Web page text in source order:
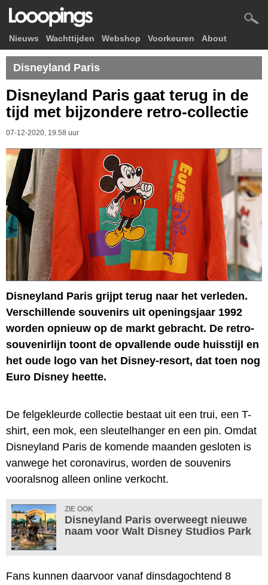
Nieuws Wachttijden Webshop Voorkeuren About
Disneyland Paris
Disneyland Paris gaat terug in de
tijd met bijzondere retro-collectie
07-12-2020, 19.58 uur
Disneyland Paris grijpt terug naar het verleden.
Verschillende souvenirs uit openingsjaar 1992
worden opnieuw op de markt gebracht. De retro-
souvenirlijn toont de opvallende oude huisstijl en
het oude logo van het Disney-resort, dat toen nog
Euro Disney heette.
De felgekleurde collectie bestaat uit een trui, een T-
shirt, een mok, een sleutelhanger en een pin. Omdat
Disneyland Paris de komende maanden gesloten is
vanwege het coronavirus, worden de souvenirs
vooralsnog alleen online verkocht.
ZIE OOK
Disneyland Paris overweegt nieuwe
naam voor Walt Disney Studios Park
Fans kunnen daarvoor vanaf dinsdagochtend 8